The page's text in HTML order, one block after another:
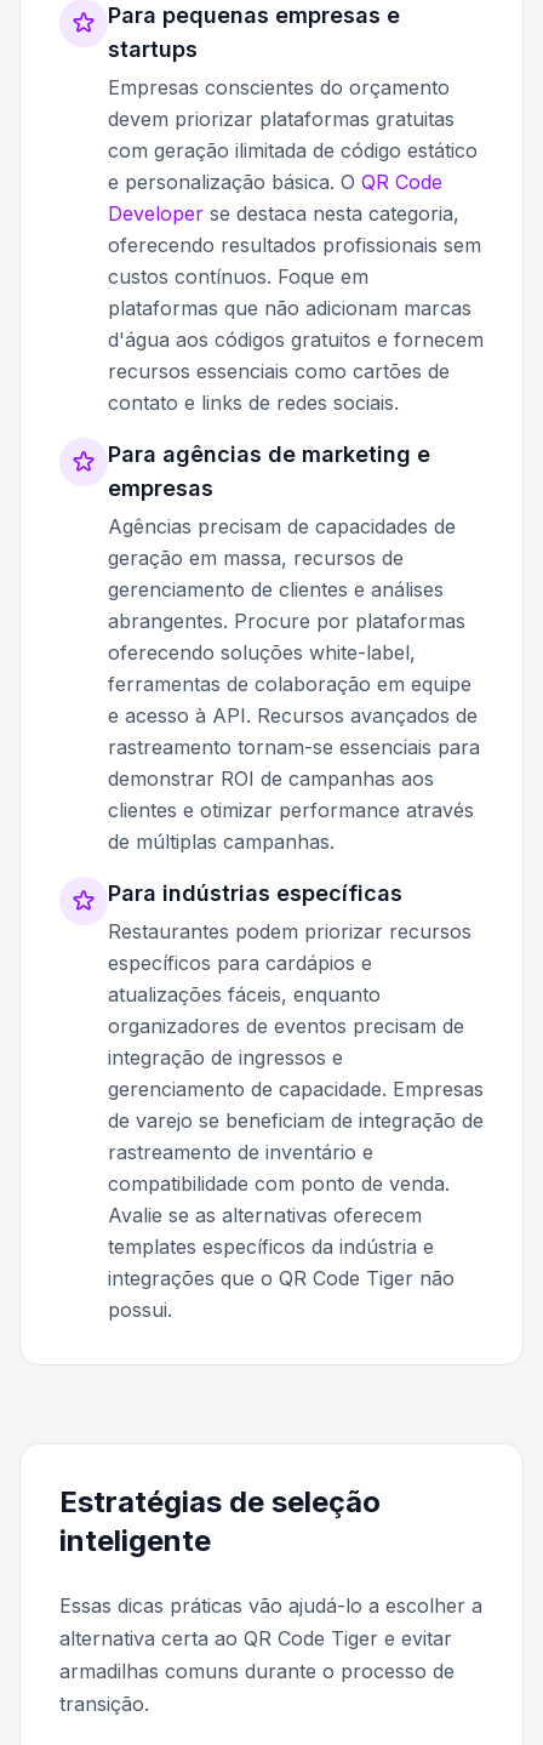
Para pequenas empresas e
startups
Empresas conscientes do orçamento
devem priorizar plataformas gratuitas
com geração ilimitada de código estático
e personalização básica. O QR Code
Developer se destaca nesta categoria,
oferecendo resultados profissionais sem
custos contínuos. Foque em
plataformas que não adicionam marcas
d'água aos códigos gratuitos e fornecem
recursos essenciais como cartões de
contato e links de redes sociais.
Para agências de marketing e
empresas
Agências precisam de capacidades de
geração em massa, recursos de
gerenciamento de clientes e análises
abrangentes. Procure por plataformas
oferecendo soluções white-label,
ferramentas de colaboração em equipe
e acesso à API. Recursos avançados de
rastreamento tornam-se essenciais para
demonstrar ROI de campanhas aos
clientes e otimizar performance através
de múltiplas campanhas.
Para indústrias específicas
Restaurantes podem priorizar recursos
específicos para cardápios e
atualizações fáceis, enquanto
organizadores de eventos precisam de
integração de ingressos e
gerenciamento de capacidade. Empresas
de varejo se beneficiam de integração de
rastreamento de inventário e
compatibilidade com ponto de venda.
Avalie se as alternativas oferecem
templates específicos da indústria e
integrações que o QR Code Tiger não
possui.
Estratégias de seleção
inteligente
Essas dicas práticas vão ajudá-lo a escolher a
alternativa certa ao QR Code Tiger e evitar
armadilhas comuns durante o processo de
transição.